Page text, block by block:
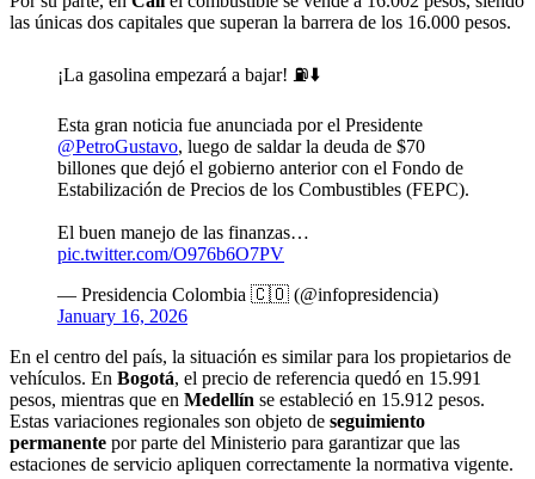
las únicas dos capitales que superan la barrera de los 16.000 pesos.
¡La gasolina empezará a bajar! ⛽️⬇️
Esta gran noticia fue anunciada por el Presidente
@PetroGustavo, luego de saldar la deuda de $70
billones que dejó el gobierno anterior con el Fondo de
Estabilización de Precios de los Combustibles (FEPC).
El buen manejo de las finanzas…
pic.twitter.com/O976b6O7PV
— Presidencia Colombia 🇨🇴 (@infopresidencia)
January 16, 2026
En el centro del país, la situación es similar para los propietarios de
vehículos. En Bogotá, el precio de referencia quedó en 15.991
pesos, mientras que en Medellín se estableció en 15.912 pesos.
Estas variaciones regionales son objeto de seguimiento
permanente por parte del Ministerio para garantizar que las
estaciones de servicio apliquen correctamente la normativa vigente.